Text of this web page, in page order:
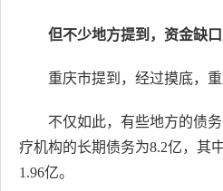
但不少地方提到，资金缺
重庆市提到，经过摸底，
不仅如此，有些地方的债
疗机构的长期债务为8.2亿，其
1.96亿。